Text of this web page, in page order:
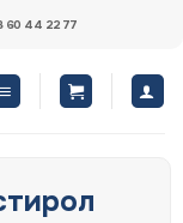
60 44 22 77